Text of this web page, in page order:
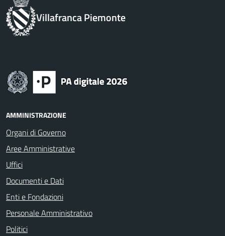
Villafranca Piemonte
AMMINISTRAZIONE
Organi di Governo
Aree Amministrative
Uffici
Documenti e Dati
Enti e Fondazioni
Personale Amministrativo
Politici